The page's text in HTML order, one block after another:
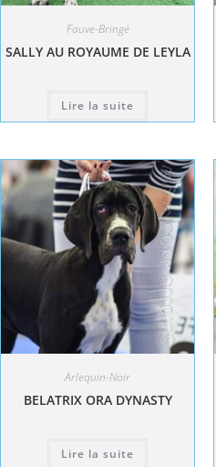
Fauve-Bringé
SALLY AU ROYAUME DE LEYLA
Lire la suite
Arlequin-Noir
BELATRIX ORA DYNASTY
Lire la suite